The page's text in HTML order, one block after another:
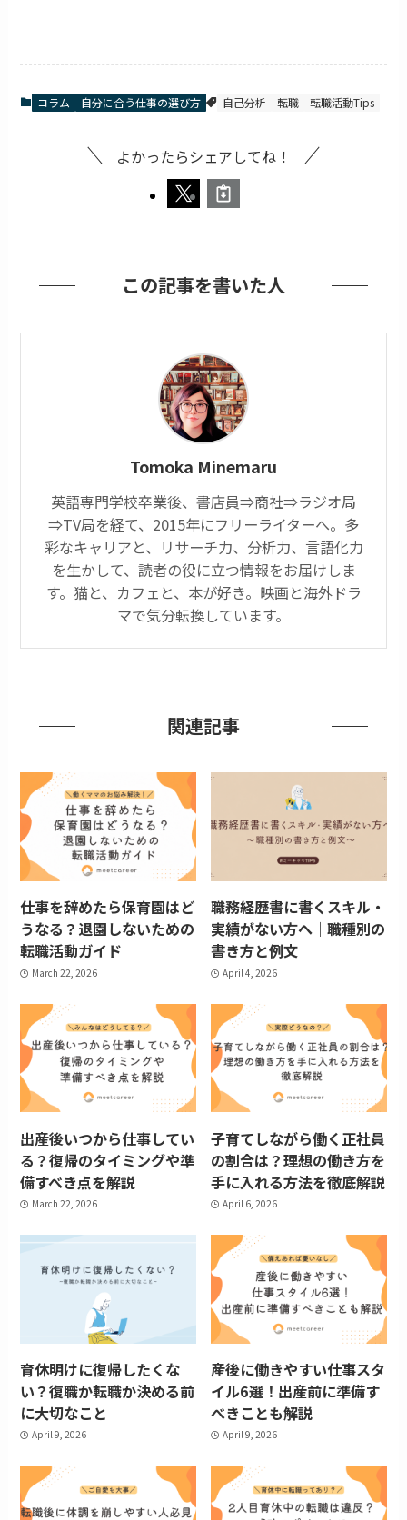
コラム 自分に合う仕事の選び方 自己分析 転職 転職活動Tips
よかったらシェアしてね！
この記事を書いた人
Tomoka Minemaru
英語専門学校卒業後、書店員⇒商社⇒ラジオ局
⇒TV局を経て、2015年にフリーライターへ。多
彩なキャリアと、リサーチ力、分析力、言語化力
を生かして、読者の役に立つ情報をお届けしま
す。猫と、カフェと、本が好き。映画と海外ドラ
マで気分転換しています。
関連記事
仕事を辞めたら保育園はど
うなる？退園しないための
転職活動ガイド
March 22, 2026
職務経歴書に書くスキル・
実績がない方へ｜職種別の
書き方と例文
April 4, 2026
出産後いつから仕事してい
る？復帰のタイミングや準
備すべき点を解説
March 22, 2026
子育てしながら働く正社員
の割合は？理想の働き方を
手に入れる方法を徹底解説
April 6, 2026
育休明けに復帰したくな
い？復職か転職か決める前
に大切なこと
April 9, 2026
産後に働きやすい仕事スタ
イル6選！出産前に準備す
べきことも解説
April 9, 2026